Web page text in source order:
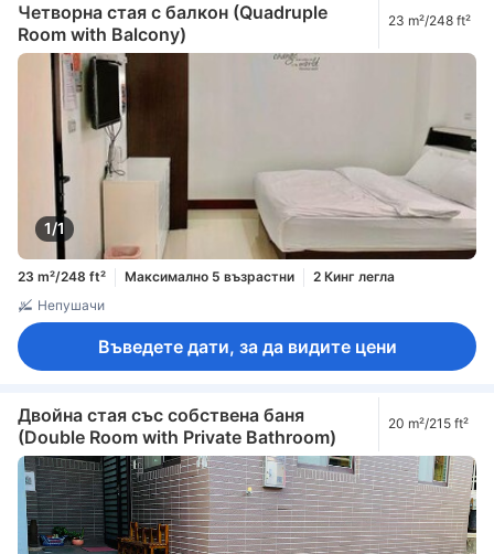
Четворна стая с балкон (Quadruple
Room with Balcony)
23 m²/248 ft²
1/1
23 m²/248 ft² Максимално 5 възрастни
2 Кинг легла
Непушачи
Въведете дати, за да видите цени
Двойна стая със собствена баня
(Double Room with Private Bathroom)
20 m²/215 ft²